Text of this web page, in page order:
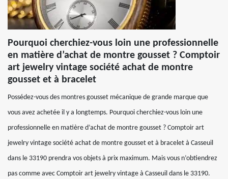
Pourquoi cherchiez-vous loin une professionnelle
en matière d’achat de montre gousset ? Comptoir
art jewelry vintage société achat de montre
gousset et à bracelet
Possédez-vous des montres gousset mécanique de grande marque que
vous avez achetée il y a longtemps. Pourquoi cherchiez-vous loin une
professionnelle en matière d’achat de montre gousset ? Comptoir art
jewelry vintage société achat de montre gousset et à bracelet à Casseuil
dans le 33190 prendra vos objets à prix maximum. Mais vous n’obtiendrez
pas comme avec Comptoir art jewelry vintage à Casseuil dans le 33190.